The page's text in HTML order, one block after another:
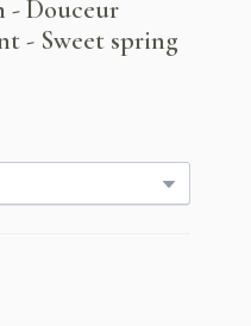
- Douceur
- Sweet spring